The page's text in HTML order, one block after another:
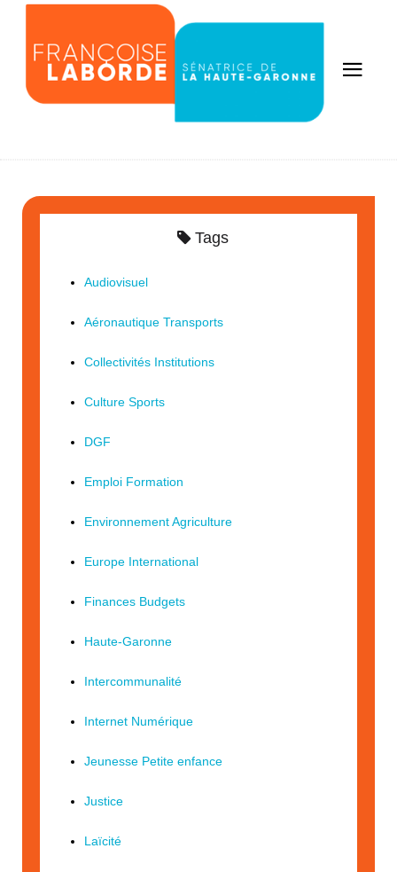
Tags
Audiovisuel
Aéronautique Transports
Collectivités Institutions
Culture Sports
DGF
Emploi Formation
Environnement Agriculture
Europe International
Finances Budgets
Haute-Garonne
Intercommunalité
Internet Numérique
Jeunesse Petite enfance
Justice
Laïcité